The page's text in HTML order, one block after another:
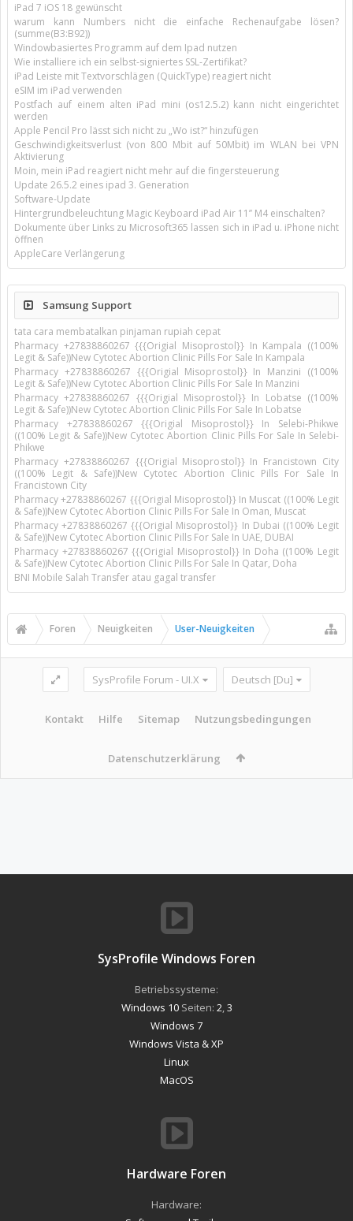
iPad 7 iOS 18 gewünscht
warum kann Numbers nicht die einfache Rechenaufgabe lösen?
(summe(B3:B92))
Windowbasiertes Programm auf dem Ipad nutzen
Wie installiere ich ein selbst-signiertes SSL-Zertifikat?
iPad Leiste mit Textvorschlägen (QuickType) reagiert nicht
eSIM im iPad verwenden
Postfach auf einem alten iPad mini (os12.5.2) kann nicht eingerichtet
werden
Apple Pencil Pro lässt sich nicht zu „Wo ist?“ hinzufügen
Geschwindigkeitsverlust (von 800 Mbit auf 50Mbit) im WLAN bei VPN
Aktivierung
Moin, mein iPad reagiert nicht mehr auf die fingersteuerung
Update 26.5.2 eines ipad 3. Generation
Software-Update
Hintergrundbeleuchtung Magic Keyboard iPad Air 11’’ M4 einschalten?
Dokumente über Links zu Microsoft365 lassen sich in iPad u. iPhone nicht
öffnen
AppleCare Verlängerung
Samsung Support
tata cara membatalkan pinjaman rupiah cepat
Pharmacy +27838860267 {{{Origial Misoprostol}} In Kampala ((100%
Legit & Safe))New Cytotec Abortion Clinic Pills For Sale In Kampala
Pharmacy +27838860267 {{{Origial Misoprostol}} In Manzini ((100%
Legit & Safe))New Cytotec Abortion Clinic Pills For Sale In Manzini
Pharmacy +27838860267 {{{Origial Misoprostol}} In Lobatse ((100%
Legit & Safe))New Cytotec Abortion Clinic Pills For Sale In Lobatse
Pharmacy +27838860267 {{{Origial Misoprostol}} In Selebi-Phikwe
((100% Legit & Safe))New Cytotec Abortion Clinic Pills For Sale In Selebi-
Phikwe
Pharmacy +27838860267 {{{Origial Misoprostol}} In Francistown City
((100% Legit & Safe))New Cytotec Abortion Clinic Pills For Sale In
Francistown City
Pharmacy +27838860267 {{{Origial Misoprostol}} In Muscat ((100% Legit
& Safe))New Cytotec Abortion Clinic Pills For Sale In Oman, Muscat
Pharmacy +27838860267 {{{Origial Misoprostol}} In Dubai ((100% Legit
& Safe))New Cytotec Abortion Clinic Pills For Sale In UAE, DUBAI
Pharmacy +27838860267 {{{Origial Misoprostol}} In Doha ((100% Legit
& Safe))New Cytotec Abortion Clinic Pills For Sale In Qatar, Doha
BNI Mobile Salah Transfer atau gagal transfer
Foren Neuigkeiten User-Neuigkeiten
SysProfile Forum - UI.X Deutsch [Du]
Kontakt Hilfe Sitemap Nutzungsbedingungen
Datenschutzerklärung
SysProfile Windows Foren
Betriebssysteme:
Windows 10Seiten: 2 3
Windows 7
Windows Vista & XP
Linux
MacOS
Hardware Foren
Hardware: